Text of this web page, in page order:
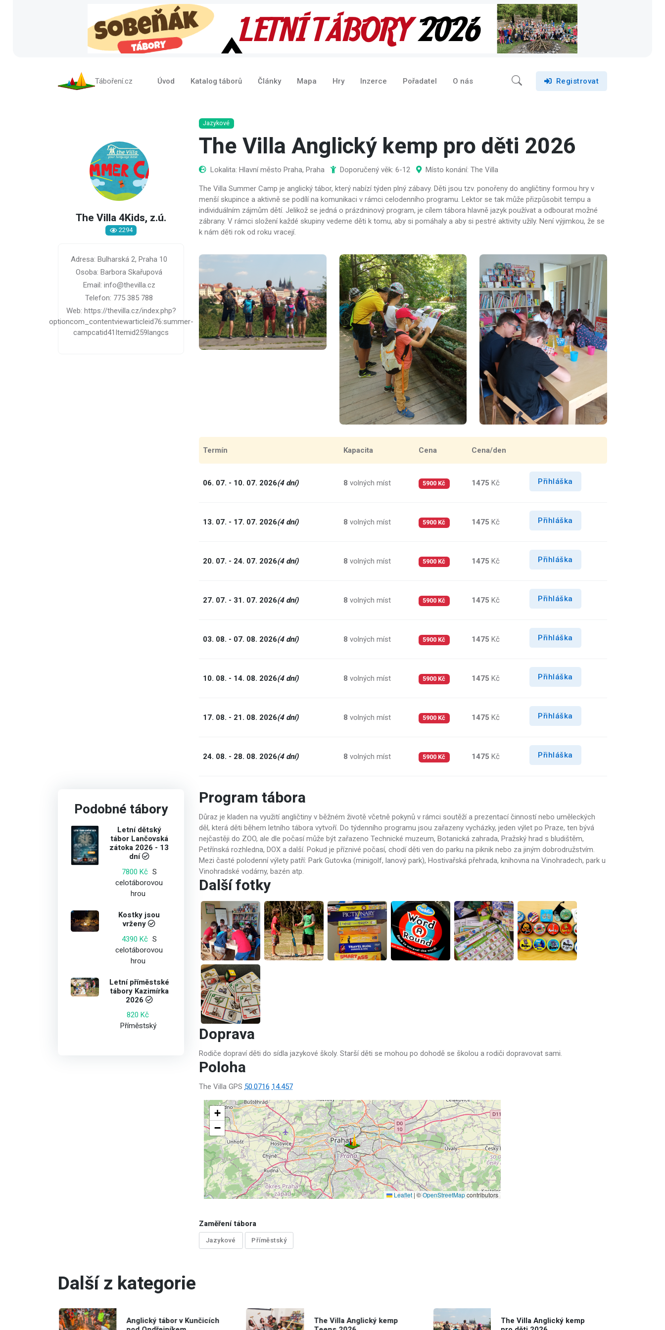
Táboření.cz Úvod Katalog táborů Články Mapa Hry Inzerce Pořadatel O nás Registrovat
The Villa 4Kids, z.ú.
2294
Adresa: Bulharská 2, Praha 10
Osoba: Barbora Skařupová
Email: info@thevilla.cz
Telefon: 775 385 788
Web: https://thevilla.cz/index.php?
optioncom_contentviewarticleid76:summer-
campcatid41Itemid259langcs
Jazykové
The Villa Anglický kemp pro děti 2026
Lokalita: Hlavní město Praha, Praha Doporučený věk: 6-12 Místo konání: The Villa
The Villa Summer Camp je anglický tábor, který nabízí týden plný zábavy. Děti jsou tzv. ponořeny do angličtiny formou hry v
menší skupince a aktivně se podílí na komunikaci v rámci celodenního programu. Lektor se tak může přizpůsobit tempu a
individuálním zájmům dětí. Jelikož se jedná o prázdninový program, je cílem tábora hlavně jazyk používat a odbourat možné
zábrany. V rámci složení každé skupiny vedeme děti k tomu, aby si pomáhaly a aby si pestré aktivity užily. Není výjimkou, že se
k nám děti rok od roku vracejí.
Termín Kapacita Cena Cena/den
06. 07. - 10. 07. 2026(4 dní) 8 volných míst 5900 Kč 1475 Kč Přihláška
13. 07. - 17. 07. 2026(4 dní) 8 volných míst 5900 Kč 1475 Kč Přihláška
20. 07. - 24. 07. 2026(4 dní) 8 volných míst 5900 Kč 1475 Kč Přihláška
27. 07. - 31. 07. 2026(4 dní) 8 volných míst 5900 Kč 1475 Kč Přihláška
03. 08. - 07. 08. 2026(4 dní) 8 volných míst 5900 Kč 1475 Kč Přihláška
10. 08. - 14. 08. 2026(4 dní) 8 volných míst 5900 Kč 1475 Kč Přihláška
17. 08. - 21. 08. 2026(4 dní) 8 volných míst 5900 Kč 1475 Kč Přihláška
24. 08. - 28. 08. 2026(4 dní) 8 volných míst 5900 Kč 1475 Kč Přihláška
Podobné tábory
Letní dětský
tábor Lančovská
zátoka 2026 - 13
dní
7800 Kč S
celotáborovou
hrou
Kostky jsou
vrženy
4390 Kč S
celotáborovou
hrou
Letní příměstské
tábory Kazimírka
2026
820 Kč
Příměstský
Program tábora
Důraz je kladen na využití angličtiny v běžném životě včetně pokynů v rámci soutěží a prezentací činností nebo uměleckých
děl, která děti během letního tábora vytvoří. Do týdenního programu jsou zařazeny vycházky, jeden výlet po Praze, ten bývá
nejčastěji do ZOO, ale dle počasí může být zařazeno Technické muzeum, Botanická zahrada, Pražský hrad s bludištěm,
Petřínská rozhledna, DOX a další. Pokud je příznivé počasí, chodí děti ven do parku na piknik nebo za jiným dobrodružstvím.
Mezi časté polodenní výlety patří: Park Gutovka (minigolf, lanový park), Hostivařská přehrada, knihovna na Vinohradech, park u
Vinohradské vodárny, bazén atp.
Další fotky
Doprava
Rodiče dopraví děti do sídla jazykové školy. Starší děti se mohou po dohodě se školou a rodiči dopravovat sami.
Poloha
The Villa GPS 50.0716 14.457
+
−
Leaflet | ©OpenStreetMapcontributors
Zaměření tábora
Jazykové Příměstský
Další z kategorie
Anglický tábor v Kunčicích
The Villa Anglický kemp
The Villa Anglický kemp